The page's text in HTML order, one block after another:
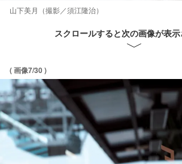
山下美月（撮影／須江隆治）
スクロールすると次の画像が表
( 画像7/30 )